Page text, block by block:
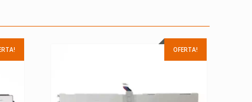
OFERTA!